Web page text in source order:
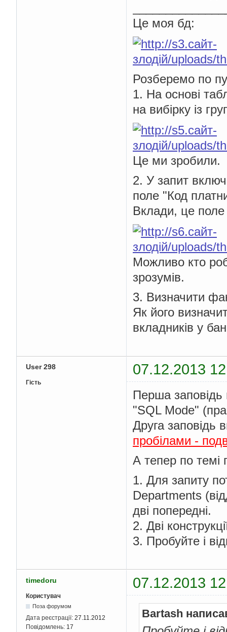
Це моя бд:
Розберемо по
1. На основі
на вибірку із
Це ми зробили.
2. У запит
поле "Код
Вклади, це поле
Можливо кто
зрозумів.
3. Визначити
Як його
вкладників у
User 298 07.12.2013
Гість
Перша
"SQL Mode"
Друга заповідь
пробілами -
А тепер по темі
1. Для запиту
Departments
дві попередні.
2. Дві
3. Пробуйте і
timedoru 07.12.2013
Користувач
Поза форумом
Дата реєстрації: 27.11.2012
Повідомлень: 17
Bartash